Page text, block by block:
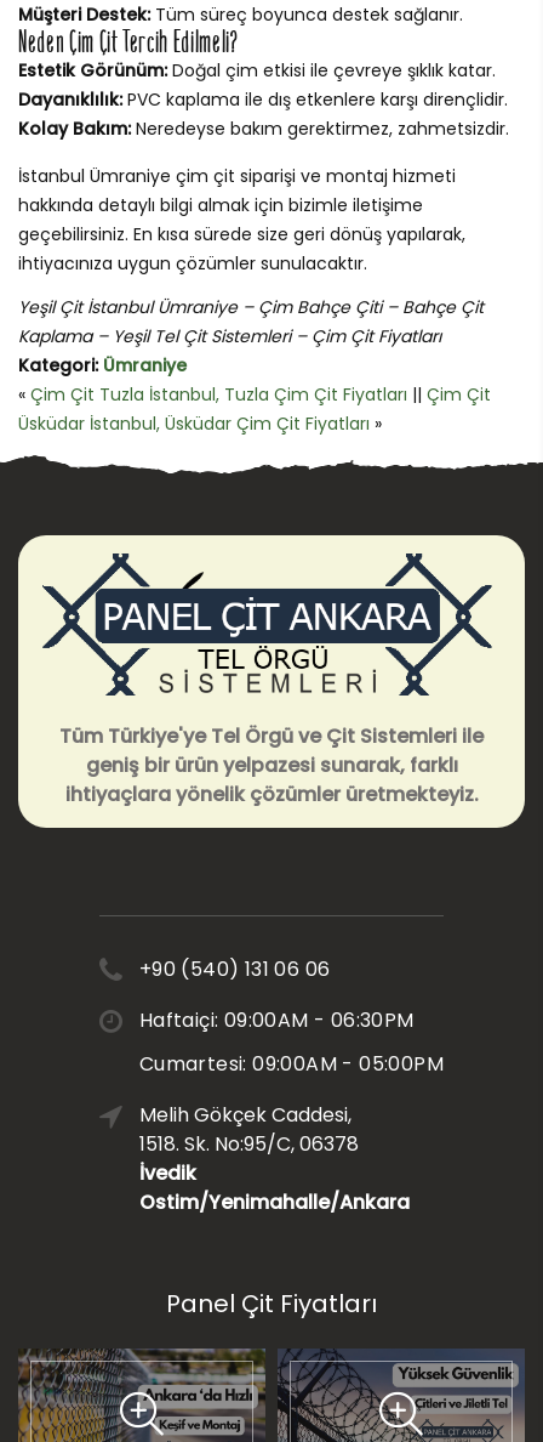
Müşteri Destek:Tüm süreç boyunca destek sağlanır.
Neden Çim Çit Tercih Edilmeli?
Estetik Görünüm:Doğal çim etkisi ile çevreye şıklık katar.
Dayanıklılık:PVC kaplama ile dış etkenlere karşı dirençlidir.
Kolay Bakım:Neredeyse bakım gerektirmez, zahmetsizdir.
İstanbul Ümraniye çim çit siparişi ve montaj hizmeti
hakkında detaylı bilgi almak için bizimle iletişime
geçebilirsiniz. En kısa sürede size geri dönüş yapılarak,
ihtiyacınıza uygun çözümler sunulacaktır.
Yeşil Çit İstanbul Ümraniye – Çim Bahçe Çiti – Bahçe Çit
Kaplama – Yeşil Tel Çit Sistemleri – Çim Çit Fiyatları
Kategori: Ümraniye
« Çim Çit Tuzla İstanbul, Tuzla Çim Çit Fiyatları || Çim Çit
Üsküdar İstanbul, Üsküdar Çim Çit Fiyatları »
Tüm Türkiye'ye Tel Örgü ve Çit Sistemleri ile
geniş bir ürün yelpazesi sunarak, farklı
ihtiyaçlara yönelik çözümler üretmekteyiz.
+90 (540) 131 06 06
Haftaiçi: 09:00AM - 06:30PM
Cumartesi: 09:00AM - 05:00PM
Melih Gökçek Caddesi,
1518. Sk. No:95/C, 06378
İvedik
Ostim/Yenimahalle/Ankara
Panel Çit Fiyatları